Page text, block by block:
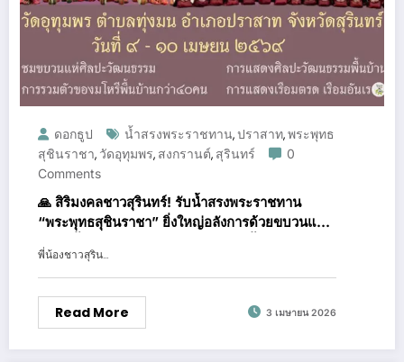
ดอกธูป น้ำสรงพระราชทาน,ปราสาท,พระพุทธ
สุชินราชา, วัดอุทุมพร, สงกรานต์, สุรินทร์
0
Comments
🙏 สิริมงคลชาวสุรินทร์! รับน้ำสรงพระราชทาน
“พระพุทธสุชินราชา” ยิ่งใหญ่อลังการด้วยขบวนแห่
พี่น้องชาวสุริน…
Read More 3 เมษายน 2026